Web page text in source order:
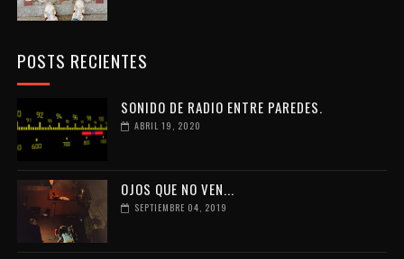
POSTS RECIENTES
SONIDO DE RADIO ENTRE PAREDES.
ABRIL 19, 2020
OJOS QUE NO VEN...
SEPTIEMBRE 04, 2019